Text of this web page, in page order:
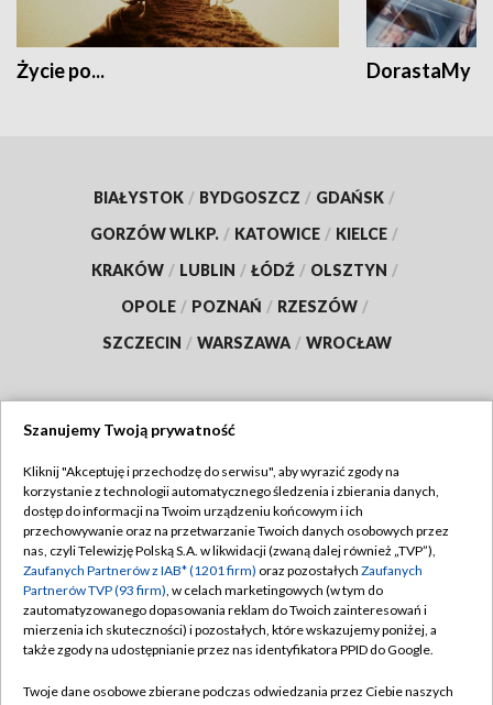
Życie po... DorastaMy
BIAŁYSTOK / BYDGOSZCZ / GDAŃSK /
GORZÓW WLKP. / KATOWICE / KIELCE /
KRAKÓW / LUBLIN / ŁÓDŹ / OLSZTYN /
OPOLE / POZNAŃ / RZESZÓW /
SZCZECIN / WARSZAWA / WROCŁAW
TVP
Abonament TVP
Emisja w TVP
Centrum informacji TVP
Naziemna Telewizja Cyfrowa
Regulamin TVP
Polityka prywatności
Moje zgody
Pomoc
Szanujemy Twoją prywatność
Kliknij "Akceptuję i przechodzę do serwisu", aby wyrazić zgody na
korzystanie z technologii automatycznego śledzenia i zbierania danych,
dostęp do informacji na Twoim urządzeniu końcowym i ich
przechowywanie oraz na przetwarzanie Twoich danych osobowych przez
nas, czyli Telewizję Polską S.A. w likwidacji (zwaną dalej również „TVP”),
Zaufanych Partnerów z IAB* (1201 firm) oraz pozostałych Zaufanych
Partnerów TVP (93 firm), w celach marketingowych (w tym do
zautomatyzowanego dopasowania reklam do Twoich zainteresowań i
mierzenia ich skuteczności) i pozostałych, które wskazujemy poniżej, a
także zgody na udostępnianie przez nas identyfikatora PPID do Google.
Twoje dane osobowe zbierane podczas odwiedzania przez Ciebie naszych